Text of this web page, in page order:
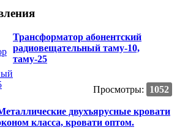
Трансформатор абонентский
радиовещательный таму-10,
таму-25
Просмотры: 1052
двухъярусные кровати
класса, кровати оптом.